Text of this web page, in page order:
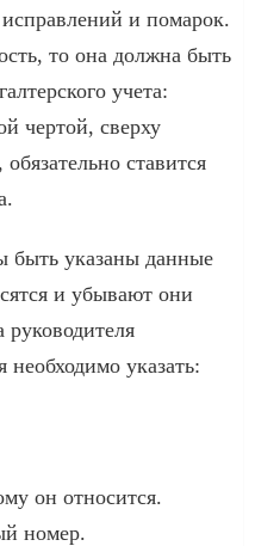
и помарок.
то она должна быть
учета:
чертой, сверху
ставится
быть указаны данные
и убывают они
руководителя
необходимо указать:
он относится.
номер.